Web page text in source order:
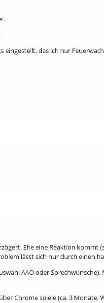
das ich nur
Ehe eine Reaktion kommt
lässt sich nur durch einen
AAO oder
Chrome spiele (ca. 3 Monate;